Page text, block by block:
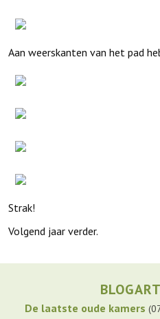
Aan weerskanten van het pad
Strak!
Volgend jaar verder.
De laatste oude kamers